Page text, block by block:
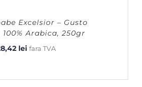
Excelsior – Gusto
Arabica, 250gr
lei fara TVA